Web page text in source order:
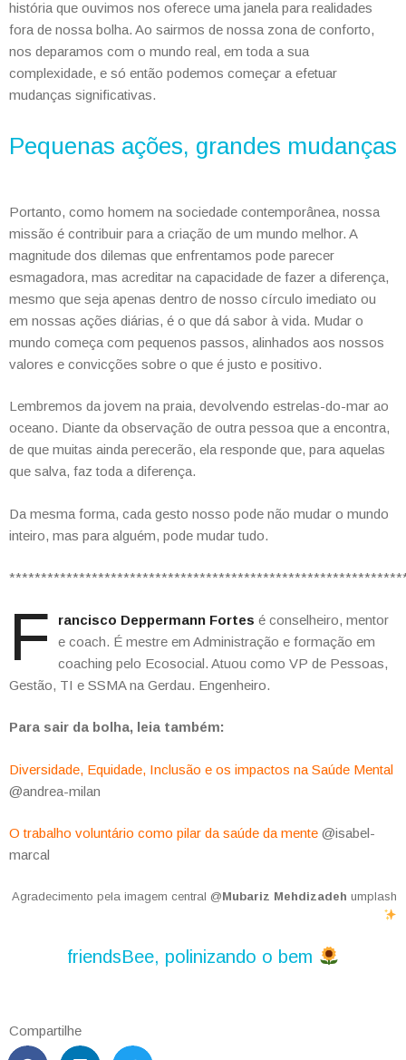
história que ouvimos nos oferece uma janela para realidades
fora de nossa bolha. Ao sairmos de nossa zona de conforto,
nos deparamos com o mundo real, em toda a sua
complexidade, e só então podemos começar a efetuar
mudanças significativas.
Pequenas ações, grandes mudanças
Portanto, como homem na sociedade contemporânea, nossa
missão é contribuir para a criação de um mundo melhor. A
magnitude dos dilemas que enfrentamos pode parecer
esmagadora, mas acreditar na capacidade de fazer a diferença,
mesmo que seja apenas dentro de nosso círculo imediato ou
em nossas ações diárias, é o que dá sabor à vida. Mudar o
mundo começa com pequenos passos, alinhados aos nossos
valores e convicções sobre o que é justo e positivo.
Lembremos da jovem na praia, devolvendo estrelas-do-mar ao
oceano. Diante da observação de outra pessoa que a encontra,
de que muitas ainda perecerão, ela responde que, para aquelas
que salva, faz toda a diferença.
Da mesma forma, cada gesto nosso pode não mudar o mundo
inteiro, mas para alguém, pode mudar tudo.
F rancisco Deppermann Fortes é conselheiro, mentor
e coach. É mestre em Administração e formação em
coaching pelo Ecosocial. Atuou como VP de Pessoas,
Gestão, TI e SSMA na Gerdau. Engenheiro.
Para sair da bolha, leia também:
Diversidade, Equidade, Inclusão e os impactos na Saúde Mental
@andrea-milan
O trabalho voluntário como pilar da saúde da mente @isabel-
marcal
Agradecimento pela imagem central @Mubariz Mehdizadeh umplash
friendsBee, polinizando o bem
Compartilhe